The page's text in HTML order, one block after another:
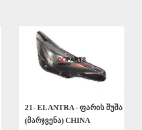
21- ELANTRA - ფარის შუშა
(მარჯვენა) CHINA